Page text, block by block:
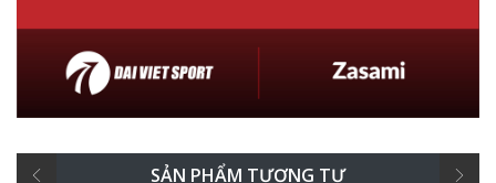
SẢN PHẨM TƯƠNG TỰ